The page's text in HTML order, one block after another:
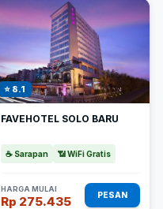
⭐ 8.1
FAVEHOTEL SOLO BARU
☕ Sarapan 📶 WiFi Gratis
HARGA MULAI
Rp 275.435 PESAN